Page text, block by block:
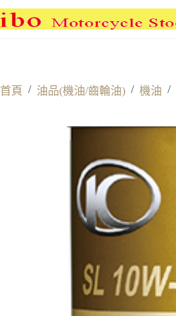
跳
至
容
首頁 / 油品(機油/齒輪油) / 機油 /